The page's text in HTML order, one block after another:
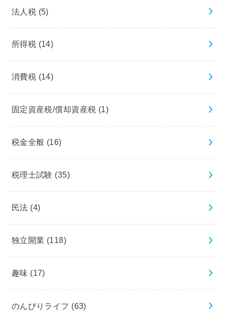
法人税 (5)
所得税 (14)
消費税 (14)
固定資産税/償却資産税 (1)
税金全般 (16)
税理士試験 (35)
民法 (4)
独立開業 (118)
趣味 (17)
のんびりライフ (63)